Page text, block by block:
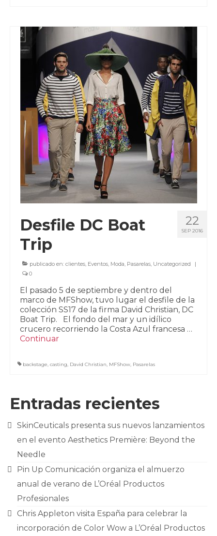
22
SEP 2016
Desfile DC Boat
Trip
publicado en: clientes, Eventos, Moda, Pasarelas, Uncategorized
|
0
El pasado 5 de septiembre y dentro del
marco de MFShow, tuvo lugar el desfile de la
colección SS17 de la firma David Christian, DC
Boat Trip. El fondo del mar y un idílico
crucero recorriendo la Costa Azul francesa …
Continuar
backstage, casting, David Christian, MFShow, Pasarelas
Entradas recientes
SkinCeuticals presenta sus nuevos lanzamientos
en el evento Aesthetics Première: Beyond the
Needle
Pin Up Comunicación organiza el almuerzo
anual de verano de L’Oréal Productos
Profesionales
Chris Appleton visita España para celebrar la
incorporación de Color Wow a L’Oréal Productos